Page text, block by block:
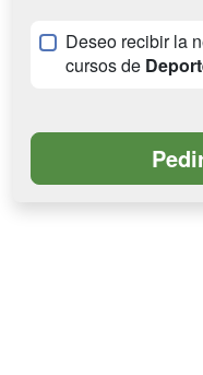
Deseo recibir la
cursos de